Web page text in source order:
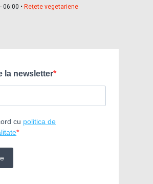
06:00 • Rețete vegetariene